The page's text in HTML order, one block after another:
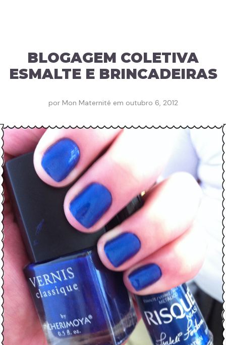
BLOGAGEM COLETIVA
ESMALTE E BRINCADEIRAS
por Mon Maternité em outubro 6, 2012